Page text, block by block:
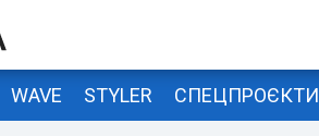
WAVE STYLER СПЕЦПРОЄКТИ